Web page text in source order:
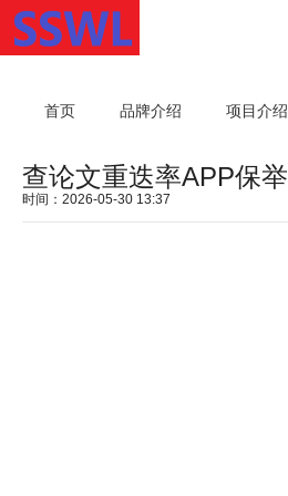
首页 品牌介绍 项目介绍
查论文重迭率APP保举
时间：2026-05-30 13:37